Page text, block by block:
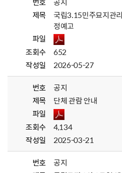
제목
국립3.15민주묘지관
정예고
파일
조회수
652
작성일
2026-05-27
번호
공지
제목
단체 관람 안내
파일
조회수
4,134
작성일
2025-03-21
번호
공지